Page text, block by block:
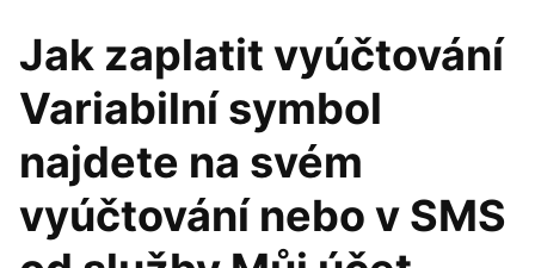
Jak zaplatit vyúčtování
Variabilní symbol
najdete na svém
vyúčtování nebo v SMS